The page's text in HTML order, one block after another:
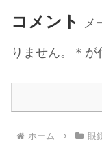
コメント メ
りません。＊が
ホーム 眼